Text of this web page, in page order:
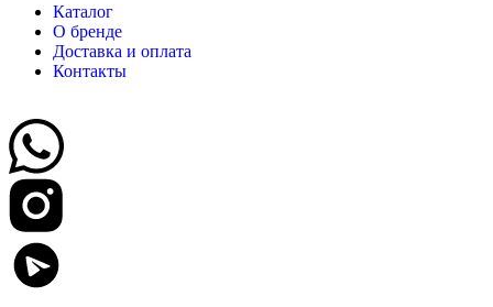
Каталог
О бренде
Доставка и оплата
Контакты